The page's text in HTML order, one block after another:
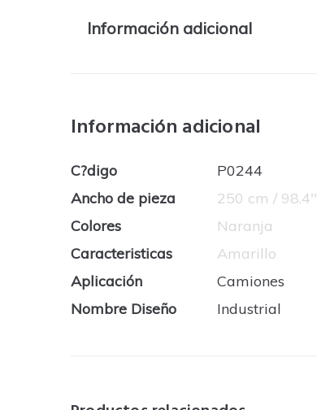
Información adicional
Información adicional
C?digo
P0244
Ancho de pieza
250 cm / 98.4''
Colores
Naranja
Caracteristicas
Amarillo
Aplicación
Camiones
Nombre Diseño
Industrial